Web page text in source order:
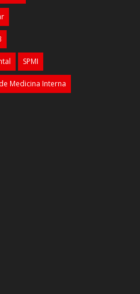
SPMI
Medicina Interna